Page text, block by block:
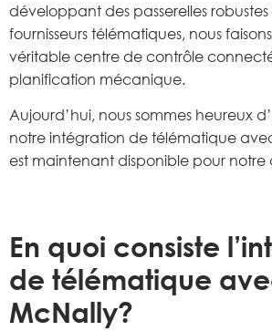
développant des passerelles
fournisseurs télématiques, nous
véritable centre de contrôle
planification mécanique.
Aujourd’hui, nous sommes heureux
notre intégration de télématique
est maintenant disponible pour notre
En quoi consiste
de télématique
McNally?